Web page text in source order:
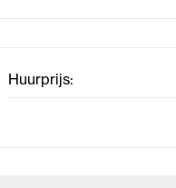
Huurprijs: